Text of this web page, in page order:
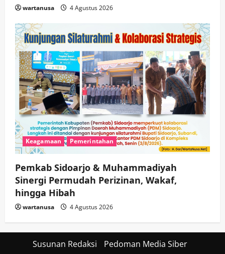
wartanusa 4 Agustus 2026
Keagamaan Pemerintahan
Pemkab Sidoarjo & Muhammadiyah
Sinergi Permudah Perizinan, Wakaf,
hingga Hibah
wartanusa 4 Agustus 2026
Susunan Redaksi
Pedoman Media Siber